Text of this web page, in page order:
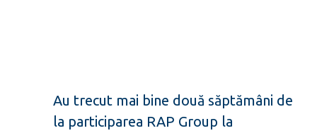
Au trecut mai bine două săptămâni de
la participarea RAP Group la